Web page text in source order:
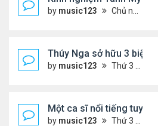
by music123 Chủ nhật Tháng 7 26, 2026 6:13 am
Thúy Nga sở hữu 3 biệt
by music123 Thứ 3 Tháng 7 28, 2026 5:01 pm
Một ca sĩ nổi tiếng tuyên
by music123 Thứ 3 Tháng 7 28, 2026 4:57 pm